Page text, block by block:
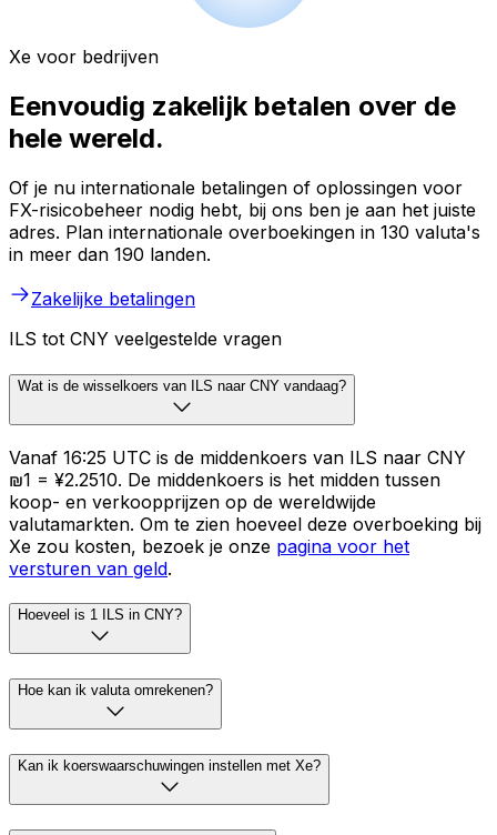
Xe voor bedrijven
Eenvoudig zakelijk betalen over de
hele wereld.
Of je nu internationale betalingen of oplossingen voor
FX-risicobeheer nodig hebt, bij ons ben je aan het juiste
adres. Plan internationale overboekingen in 130 valuta's
in meer dan 190 landen.
Zakelijke betalingen
ILS tot CNY veelgestelde vragen
Wat is de wisselkoers van ILS naar CNY vandaag?
Vanaf 16:25 UTC is de middenkoers van ILS naar CNY
₪1 = ¥2.2510. De middenkoers is het midden tussen
koop- en verkoopprijzen op de wereldwijde
valutamarkten. Om te zien hoeveel deze overboeking bij
Xe zou kosten, bezoek je onze pagina voor het
versturen van geld.
Hoeveel is 1 ILS in CNY?
Hoe kan ik valuta omrekenen?
Kan ik koerswaarschuwingen instellen met Xe?